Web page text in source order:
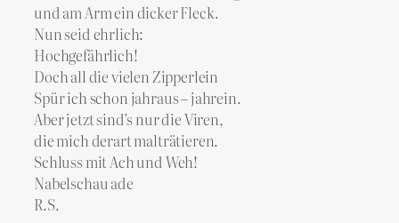
und am Arm ein dicker Fleck.
Nun seid ehrlich:
Hochgefährlich!
Doch all die vielen Zipperlein
Spür ich schon jahraus – jahrein.
Aber jetzt sind’s nur die Viren,
die mich derart malträtieren.
Schluss mit Ach und Weh!
Nabelschau ade
R.S.